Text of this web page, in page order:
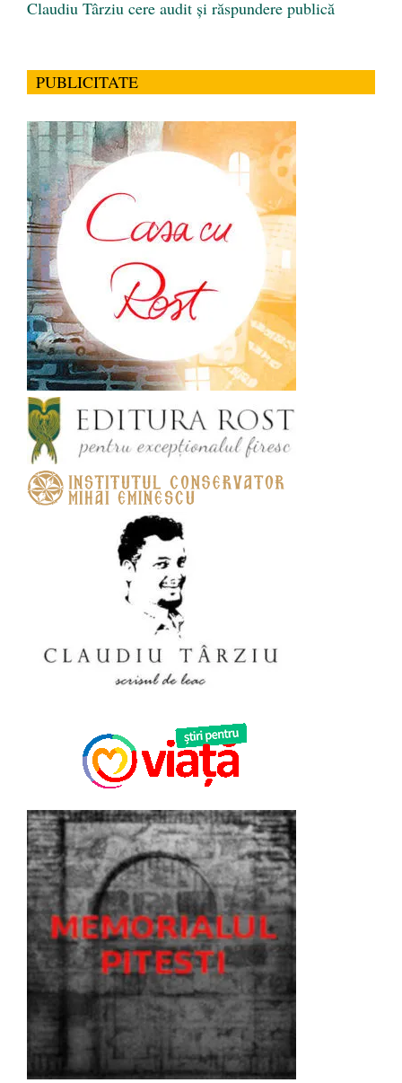
Claudiu Târziu cere audit și răspundere publică
PUBLICITATE